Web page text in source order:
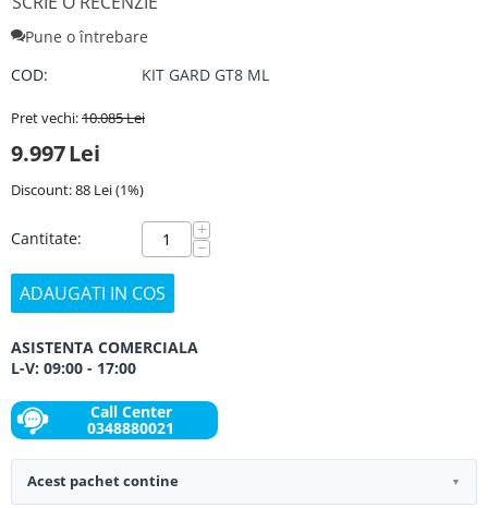
Pune o întrebare
COD:
KIT GARD GT8 ML
Pret vechi:10.085Lei
9.997Lei
Discount:88 Lei(1%)
Cantitate: +
−
ADAUGATI IN COS
ASISTENTA COMERCIALA
L-V: 09:00 - 17:00
Call Center
0348880021
Acest pachet contine